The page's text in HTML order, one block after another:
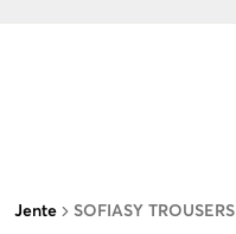
Jente SOFIASY TROUSERS